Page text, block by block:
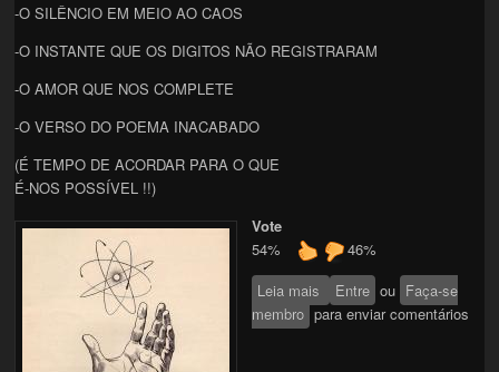
-O SILÊNCIO EM MEIO AO CAOS
-O INSTANTE QUE OS DIGITOS NÃO REGISTRARAM
-O AMOR QUE NOS COMPLETE
-O VERSO DO POEMA INACABADO
(É TEMPO DE ACORDAR PARA O QUE
É-NOS POSSÍVEL !!)
Vote
54%
46%
Leia mais sobre BUSCA
Entre ou Faça-se
membro para enviar comentários